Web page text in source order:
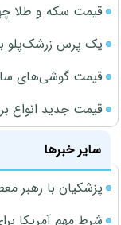
قیمت سکه و طلا چهارشنبه 14
یک پرس زرشک‌پلو
قیمت گوشی‌های سامسونگ
قیمت جدید انواع برنج
سایر خبرها
پزشکیان با رهبر
شرط مهم آمریکا